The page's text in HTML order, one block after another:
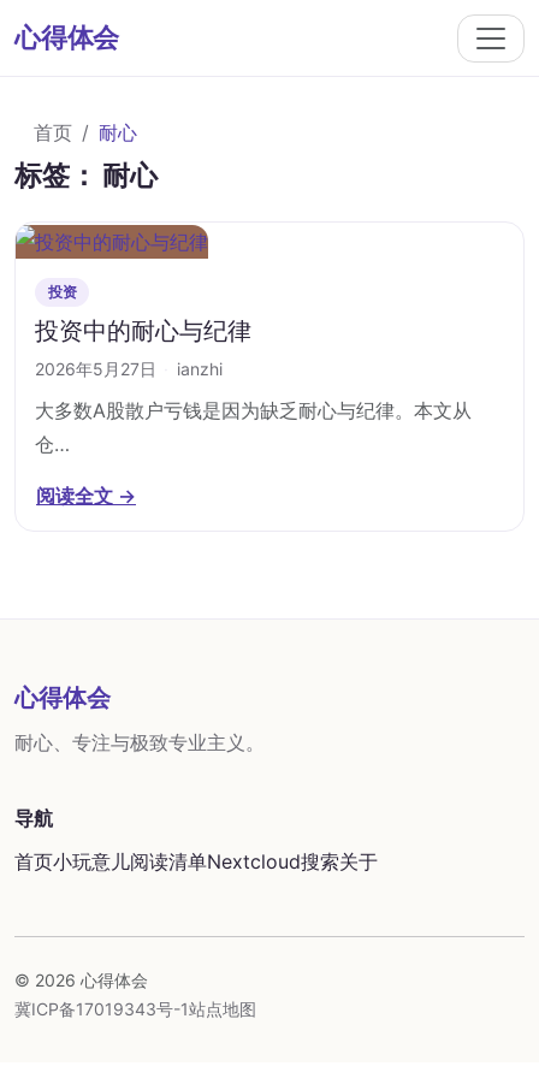
心得体会
首页 耐心
标签： 耐心
投资
投资中的耐心与纪律
2026年5月27日 ianzhi
大多数A股散户亏钱是因为缺乏耐心与纪律。本文从
仓…
阅读全文 →
心得体会
耐心、专注与极致专业主义。
导航
首页小玩意儿阅读清单Nextcloud搜索关于
© 2026 心得体会
冀ICP备17019343号-1站点地图